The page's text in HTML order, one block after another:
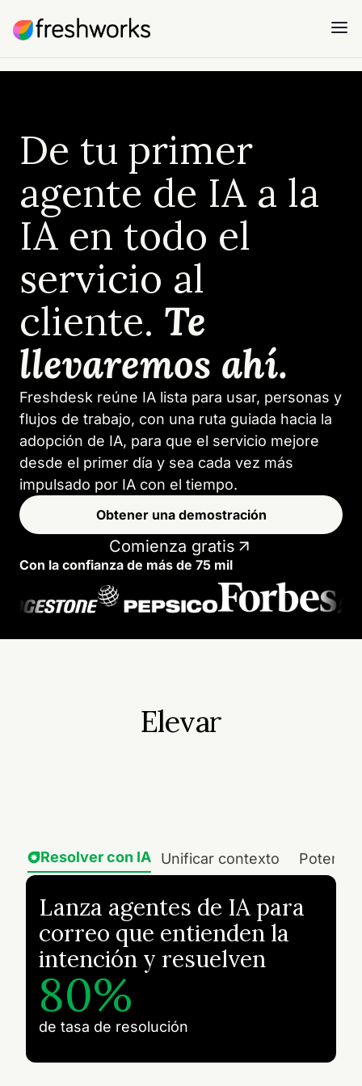
De tu primer
agente de IA a la
IA en todo el
servicio al
cliente. Te
llevaremos ahí.
Freshdesk reúne IA lista para usar, personas y
flujos de trabajo, con una ruta guiada hacia la
adopción de IA, para que el servicio mejore
desde el primer día y sea cada vez más
impulsado por IA con el tiempo.
Obtener una demostración
Comienza gratis
Con la confianza de más de 75 mil
Elevar
Resolver con IA Unificar contexto
80%
de tasa de resolución
Lanza agentes de IA para
correo que entienden la
intención y resuelven